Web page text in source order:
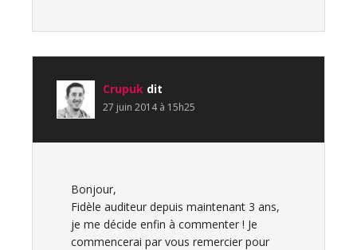
Crupuk dit
27 juin 2014 à 15h25
Bonjour,
Fidèle auditeur depuis maintenant 3 ans,
je me décide enfin à commenter ! Je
commencerai par vous remercier pour